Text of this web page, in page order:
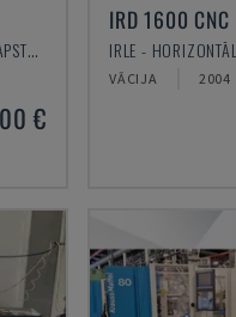
OKUMA - HORIZONTĀLAIS APSTRĀDES CENTRS
€
IRD 1600 CNC
VĀCIJA 2004